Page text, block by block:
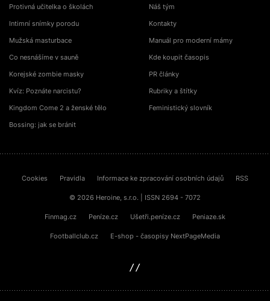
Protivná učitelka o školách
Intimní snímky porodu
Mužská masturbace
Co nesnášíme v sauně
Korejské zombie masky
Kvíz: Poznáte narcistu?
Kingdom Come 2 a ženské tělo
Bossing: jak se bránit
Náš tým
Kontakty
Manuál pro moderní mámy
Kde koupit časopis
PR články
Rubriky a štítky
Feministický slovník
Cookies Pravidla Informace ke zpracování osobních údajů RSS
© 2026 Heroine, s.r.o. | ISSN 2694 - 7072
Finmag.cz Peníze.cz Ušetři.peníze.cz Peniaze.sk
Footballclub.cz E-shop - časopisy NextPageMedia